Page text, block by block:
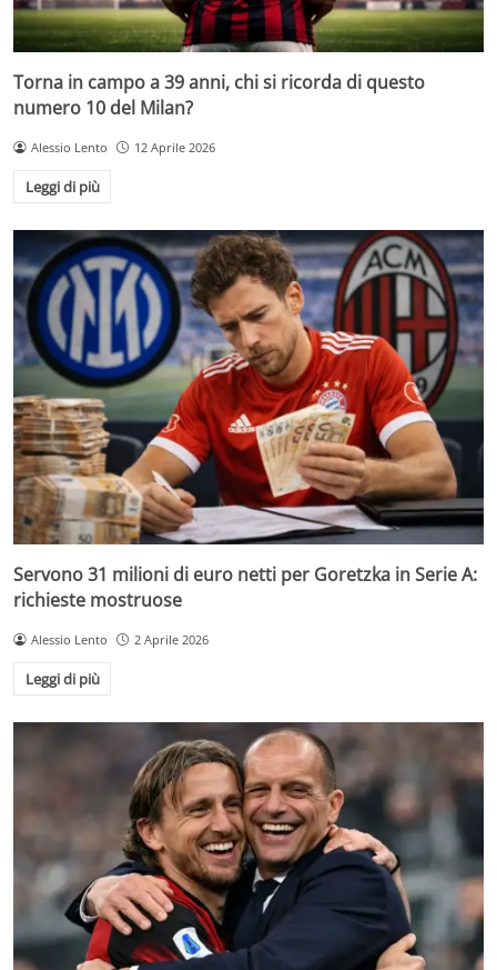
Torna in campo a 39 anni, chi si ricorda di questo
numero 10 del Milan?
Alessio Lento 12 Aprile 2026
Leggi di più
Servono 31 milioni di euro netti per Goretzka in Serie A:
richieste mostruose
Alessio Lento 2 Aprile 2026
Leggi di più